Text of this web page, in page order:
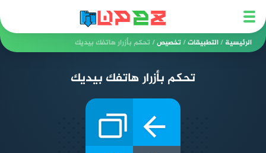
الرئيسية /التطبيقات/تخصيص/تحكم بأزرار هاتفك بيديك
تحكم بأزرار هاتفك بيديك